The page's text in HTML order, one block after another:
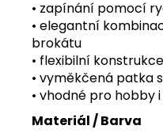
• zapínání pomocí
• elegantní
brokátu
• flexibilní
• vyměkčená patka
• vhodné pro
Materiál / Barva